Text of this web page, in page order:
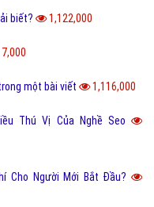
biết? 1,122,000
một bài viết 1,116,000
Thú Vị Của Nghề Seo
Cho Người Mới Bắt Đầu?